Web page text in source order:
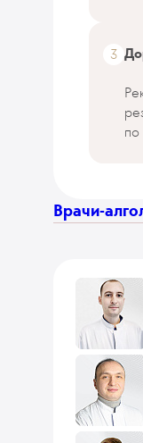
по
Врачи-